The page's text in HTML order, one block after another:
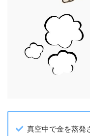
真空中で金を蒸発